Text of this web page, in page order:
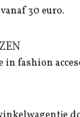
30 euro.
in fashion